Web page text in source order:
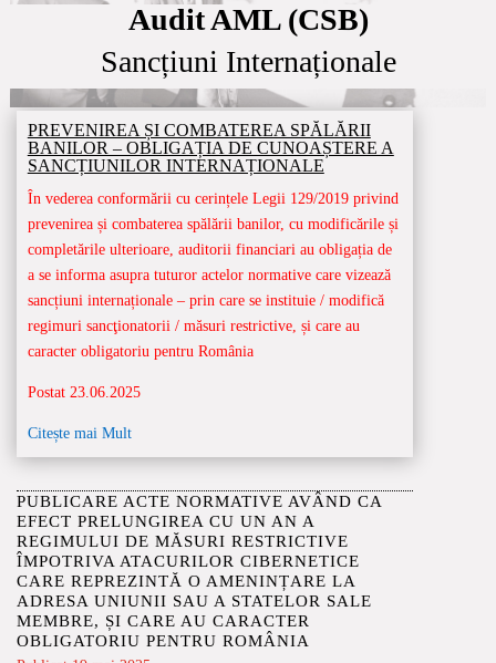
Audit AML (CSB)
Sancțiuni Internaționale
PREVENIREA ȘI COMBATEREA SPĂLĂRII
BANILOR – OBLIGAȚIA DE CUNOAȘTERE A
SANCȚIUNILOR INTERNAȚIONALE
În vederea conformării cu cerințele Legii 129/2019 privind
prevenirea și combaterea spălării banilor, cu modificările și
completările ulterioare, auditorii financiari au obligația de
a se informa asupra tuturor actelor normative care vizează
sancțiuni internaționale – prin care se instituie / modifică
regimuri sancţionatorii / măsuri restrictive, și care au
caracter obligatoriu pentru România
Postat 23.06.2025
Citește mai Mult
PUBLICARE ACTE NORMATIVE AVÂND CA
EFECT PRELUNGIREA CU UN AN A
REGIMULUI DE MĂSURI RESTRICTIVE
ÎMPOTRIVA ATACURILOR CIBERNETICE
CARE REPREZINTĂ O AMENINȚARE LA
ADRESA UNIUNII SAU A STATELOR SALE
MEMBRE, ȘI CARE AU CARACTER
OBLIGATORIU PENTRU ROMÂNIA